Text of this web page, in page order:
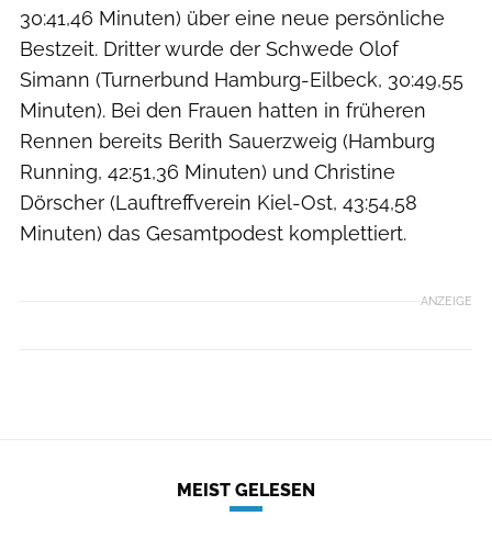
30:41,46 Minuten) über eine neue persönliche
Bestzeit. Dritter wurde der Schwede Olof
Simann (Turnerbund Hamburg-Eilbeck, 30:49,55
Minuten). Bei den Frauen hatten in früheren
Rennen bereits Berith Sauerzweig (Hamburg
Running, 42:51,36 Minuten) und Christine
Dörscher (Lauftreffverein Kiel-Ost, 43:54,58
Minuten) das Gesamtpodest komplettiert.
ANZEIGE
MEIST GELESEN